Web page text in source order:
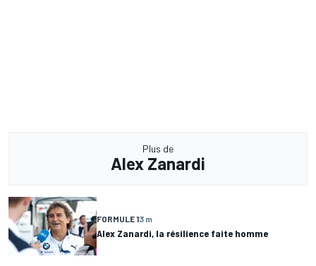
Plus de
Alex Zanardi
FORMULE 13 m
Alex Zanardi, la résilience faite homme